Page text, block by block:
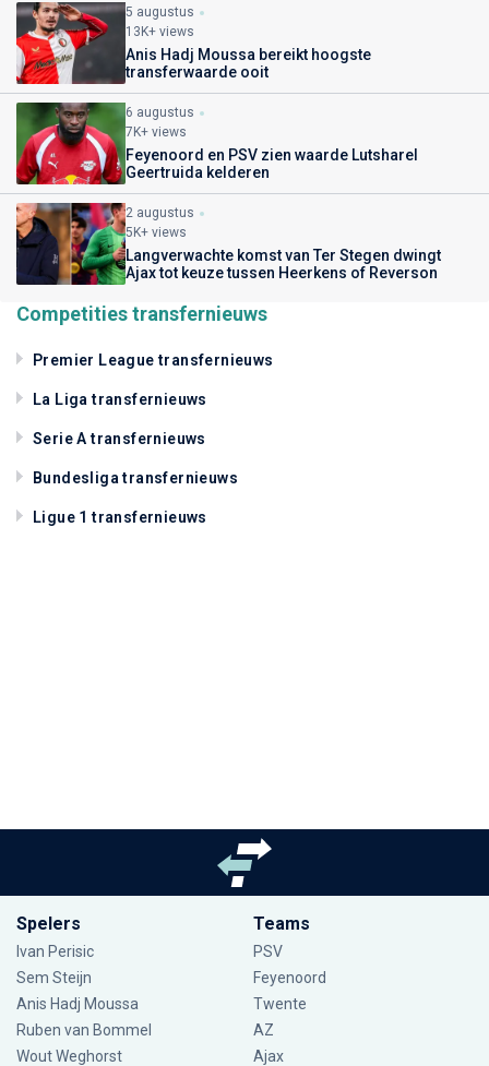
5 augustus
13K+ views
Anis Hadj Moussa bereikt hoogste
transferwaarde ooit
6 augustus
7K+ views
Feyenoord en PSV zien waarde Lutsharel
Geertruida kelderen
2 augustus
5K+ views
Langverwachte komst van Ter Stegen dwingt
Ajax tot keuze tussen Heerkens of Reverson
Competities transfernieuws
Premier League transfernieuws
La Liga transfernieuws
Serie A transfernieuws
Bundesliga transfernieuws
Ligue 1 transfernieuws
Spelers
Ivan Perisic
Sem Steijn
Anis Hadj Moussa
Ruben van Bommel
Wout Weghorst
Teams
PSV
Feyenoord
Twente
AZ
Ajax